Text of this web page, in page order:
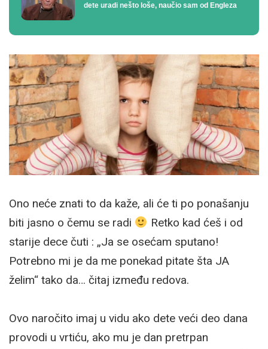
dete uradi nešto loše, naučio sam od Engleza
Ono neće znati to da kaže, ali će ti po ponašanju
biti jasno o čemu se radi
Retko kad ćeš i od
starije dece čuti : „Ja se osećam sputano!
Potrebno mi je da me ponekad pitate šta JA
želim“ tako da… čitaj između redova.
Ovo naročito imaj u vidu ako dete veći deo dana
provodi u vrtiću, ako mu je dan pretrpan